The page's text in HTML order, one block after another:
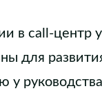
в call-центр
для
у